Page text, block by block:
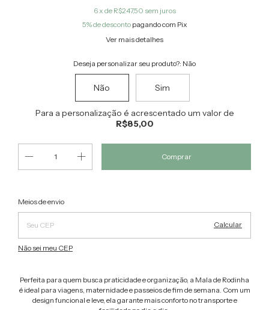
6x de R$247,50 sem juros
5% de descontopagando com Pix
Ver mais detalhes
Deseja personalizar seu produto?: Não
Não Sim
Para a personalização é acrescentado um valor de
R$85,00
Entregas para o CEP:
Meios de envio
Calcular
Não sei meu CEP
Perfeita para quem busca praticidade e organização, a Mala de Rodinha
é ideal para viagens, maternidade e passeios de fim de semana. Com um
design funcional e leve, ela garante mais conforto no transporte e